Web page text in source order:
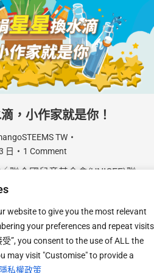
website to give you the most relevant
your preferences and repeat
受”, you consent to the use of ALL the
may visit "Customise" to provide a
隱私權政策
，小作家就是你！
TW
日
1 Comment
聯合國兒童基金會(UNICEF)聯
囉！2022/10/24 起至 11/18 (或
等獲得的星星，聯合國兒童基金
飲用水，並捐贈給全球有需要的